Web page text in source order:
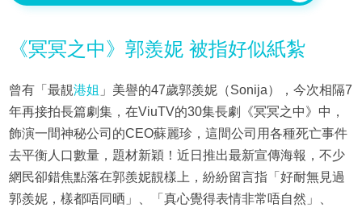
《冥冥之中》郭羨妮 被指好似紙紮
曾有「最靚港姐 」美譽的47歲郭羨妮（Sonija），今次相隔7
年再接拍長篇劇集，在ViuTV的30集長劇《冥冥之中》中，
飾演一間神秘公司的CEO蘇麗珍，這間公司用各種死亡事件
去平衡人口數量，題材新穎！近日推出最新宣傳海報，不少
網民卻錯焦點落在郭羨妮靚樣上，紛紛留言指「好耐無見過
郭羨妮，樣都唔同晒」、「真心覺得表情非常唔自然」、